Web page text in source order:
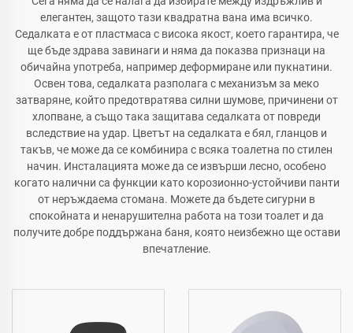
елегантен, защото тази квадратна вана има всичко.
Седалката е от пластмаса с висока якост, което гарантира, че
ще бъде здрава завинаги и няма да показва признаци на
обичайна употреба, например деформиране или пукнатини.
Освен това, седалката разполага с механизъм за меко
затваряне, който предотвратява силни шумове, причинени от
хлопване, а също така защитава седалката от повреди
вследствие на удар. Цветът на седалката е бял, гланцов и
такъв, че може да се комбинира с всяка тоалетна по стилен
начин. Инсталацията може да се извърши лесно, особено
когато налични са функции като корозионно-устойчиви панти
от неръждаема стомана. Можете да бъдете сигурни в
спокойната и ненарушителна работа на този тоалет и да
получите добре поддържана баня, която неизбежно ще остави
впечатление.